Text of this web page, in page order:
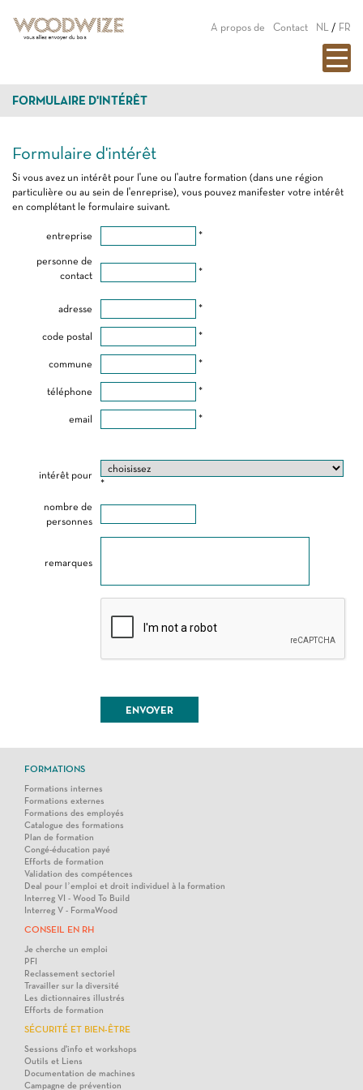
A propos de Contact NL / FR
FORMULAIRE D'INTÉRÊT
Formulaire d'intérêt
Si vous avez un intérêt pour l'une ou l'autre formation (dans une région
particulière ou au sein de l'enreprise), vous pouvez manifester votre intérêt
en complétant le formulaire suivant.
entreprise *
personne de
contact
*
adresse *
code postal *
commune *
téléphone *
email *
intérêt pour
*
nombre de
personnes
remarques
FORMATIONS
Formations internes
Formations externes
Formations des employés
Catalogue des formations
Plan de formation
Congé-éducation payé
Efforts de formation
Validation des compétences
Deal pour l’emploi et droit individuel à la formation
Interreg VI - Wood To Build
Interreg V - FormaWood
CONSEIL EN RH
Je cherche un emploi
PFI
Reclassement sectoriel
Travailler sur la diversité
Les dictionnaires illustrés
Efforts de formation
SÉCURITÉ ET BIEN-ÊTRE
Sessions d'info et workshops
Outils et Liens
Documentation de machines
Campagne de prévention